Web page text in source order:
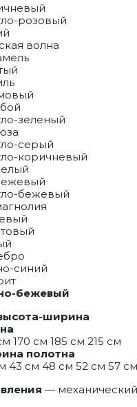
розовый
волна
зеленый
серый
коричневый
бежевый
синий
бежевый
ширина
170 см 185 см 215 см
полотна
43 см 48 см 52 см 57
— механический